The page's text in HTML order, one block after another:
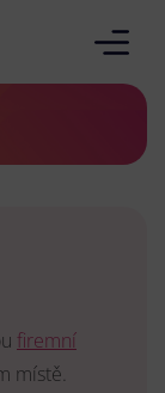
firemní
místě.